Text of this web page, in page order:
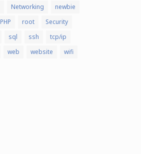
Networking
newbie
PHP root
Security
sql ssh
tcp/ip
web website
wifi